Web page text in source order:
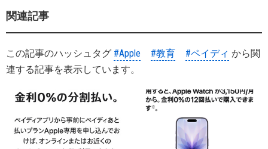
関連記事
この記事のハッシュタグ #Apple #教育 #ペイディ から関
連する記事を表示しています。